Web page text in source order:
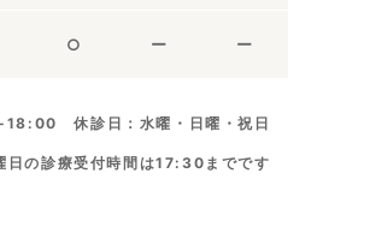
○ ー ー
休診日：水曜・日曜・祝日
の診療受付時間は17:30までです